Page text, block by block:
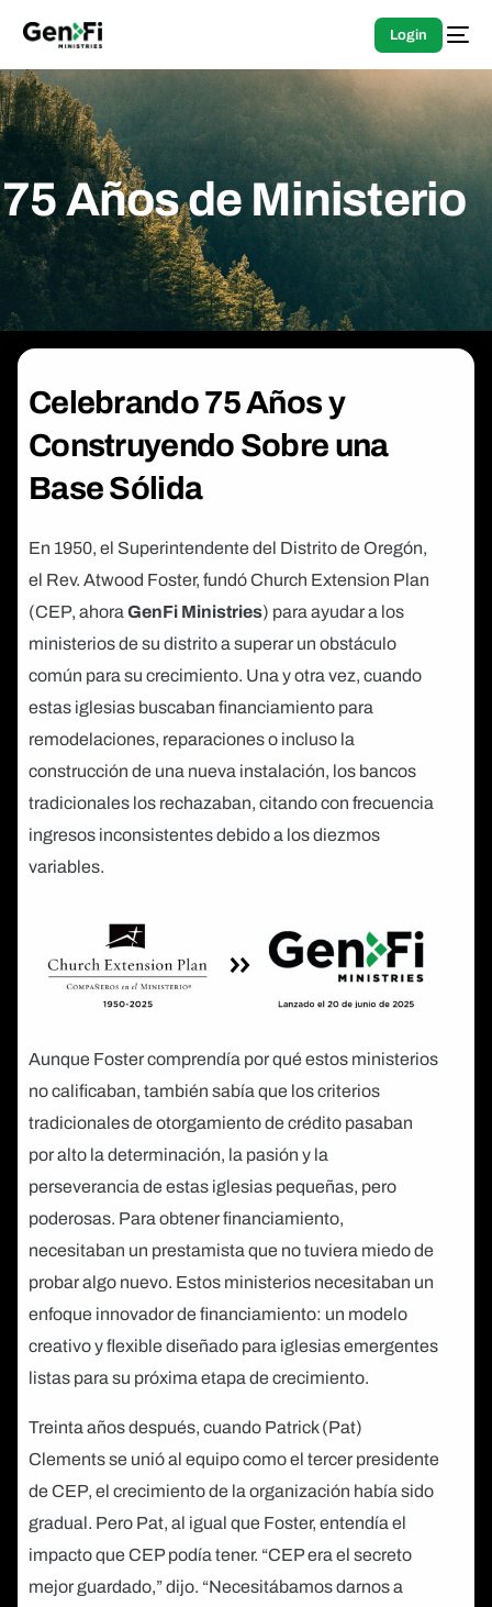
Login
75 Años de Ministerio
Celebrando 75 Años y
Construyendo Sobre una
Base Sólida
En 1950, el Superintendente del Distrito de Oregón,
el Rev. Atwood Foster, fundó Church Extension Plan
(CEP, ahora GenFi Ministries) para ayudar a los
ministerios de su distrito a superar un obstáculo
común para su crecimiento. Una y otra vez, cuando
estas iglesias buscaban financiamiento para
remodelaciones, reparaciones o incluso la
construcción de una nueva instalación, los bancos
tradicionales los rechazaban, citando con frecuencia
ingresos inconsistentes debido a los diezmos
variables.
Aunque Foster comprendía por qué estos ministerios
no calificaban, también sabía que los criterios
tradicionales de otorgamiento de crédito pasaban
por alto la determinación, la pasión y la
perseverancia de estas iglesias pequeñas, pero
poderosas. Para obtener financiamiento,
necesitaban un prestamista que no tuviera miedo de
probar algo nuevo. Estos ministerios necesitaban un
enfoque innovador de financiamiento: un modelo
creativo y flexible diseñado para iglesias emergentes
listas para su próxima etapa de crecimiento.
Treinta años después, cuando Patrick (Pat)
Clements se unió al equipo como el tercer presidente
de CEP, el crecimiento de la organización había sido
gradual. Pero Pat, al igual que Foster, entendía el
impacto que CEP podía tener. “CEP era el secreto
mejor guardado,” dijo. “Necesitábamos darnos a